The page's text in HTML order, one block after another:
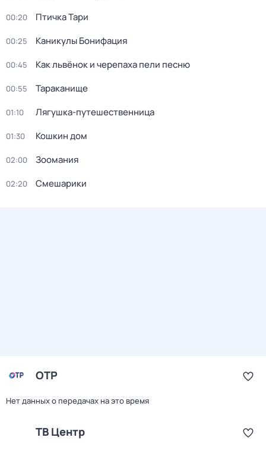
00:20 Птичка Тари
00:25 Каникулы Бонифация
00:45 Как львёнок и черепаха пели песню
00:55 Тараканище
01:10 Лягушка-путешественница
01:30 Кошкин дом
02:00 Зоомания
02:20 Смешарики
ОТР
Нет данных о передачах на это время
ТВ Центр